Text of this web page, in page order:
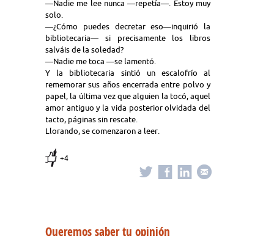
—Nadie me lee nunca —repetía—. Estoy muy
solo.
—¿Cómo puedes decretar eso—inquirió la
bibliotecaria— si precisamente los libros
salváis de la soledad?
—Nadie me toca —se lamentó.
Y la bibliotecaria sintió un escalofrío al
rememorar sus años encerrada entre polvo y
papel, la última vez que alguien la tocó, aquel
amor antiguo y la vida posterior olvidada del
tacto, páginas sin rescate.
Llorando, se comenzaron a leer.
+4
Queremos saber tu opinión